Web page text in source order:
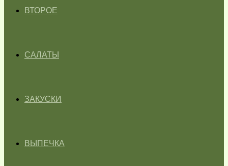
ВТОРОЕ
САЛАТЫ
ЗАКУСКИ
ВЫПЕЧКА